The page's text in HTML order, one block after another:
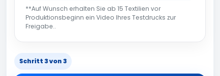
**Auf Wunsch erhalten Sie ab 15 Textilien vor
Produktionsbeginn ein Video Ihres Testdrucks zur
Freigabe..
Schritt 3 von 3